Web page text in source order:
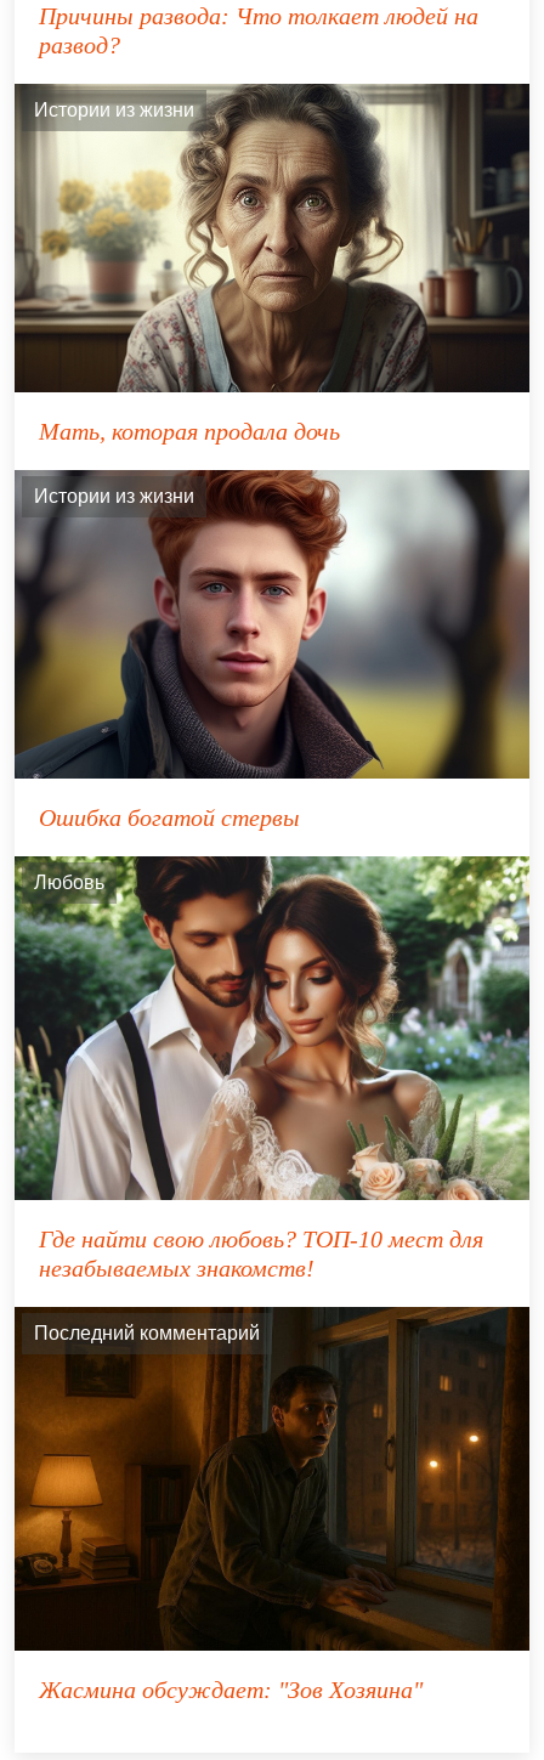
Причины развода: Что толкает людей на
развод?
Истории из жизни
Мать, которая продала дочь
Истории из жизни
Ошибка богатой стервы
Любовь
Где найти свою любовь? ТОП-10 мест для
незабываемых знакомств!
Последний комментарий
Жасмина обсуждает: "Зов Хозяина"